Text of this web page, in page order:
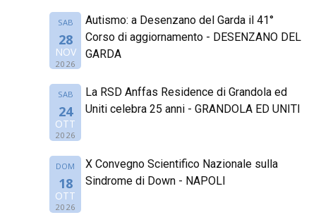
SAB
28
NOV
2026
Autismo: a Desenzano del Garda il 41°
Corso di aggiornamento - DESENZANO DEL
GARDA
SAB
24
OTT
2026
La RSD Anffas Residence di Grandola ed
Uniti celebra 25 anni - GRANDOLA ED UNITI
DOM
18
OTT
2026
X Convegno Scientifico Nazionale sulla
Sindrome di Down - NAPOLI